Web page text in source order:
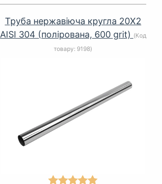
Труба нержавіюча кругла 20Х2
AISI 304 (полірована, 600 grit) (Код
товару: 9198)